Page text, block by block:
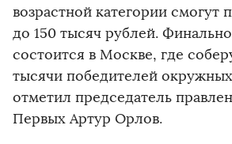
возрастной категории смогут
до 150 тысяч рублей.
состоится в Москве, где
тысячи победителей
отметил председатель
Первых Артур Орлов.